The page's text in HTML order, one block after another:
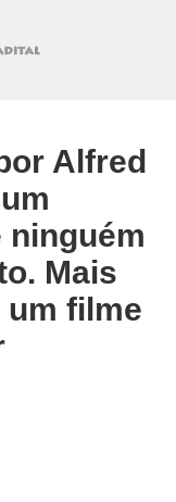
Alfred
ninguém
Mais
um filme